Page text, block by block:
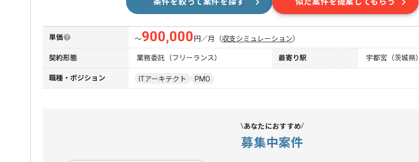
単価 〜900,000 円／月 （収支シミュレーション）
契約形態 業務委託（フリーランス） 最寄り駅 宇都宮（茨城県）
職種・ポジション ITアーキテクト PMO
あなたにおすすめ
募集中案件